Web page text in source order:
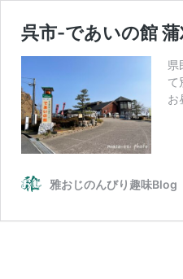
呉市-であいの館
県
て
お
雅おじのんびり趣味Blog